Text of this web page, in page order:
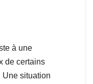
à une
de certains
Une situation